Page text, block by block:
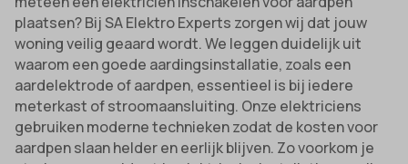
plaatsen? Bij SA Elektro Experts zorgen wij dat jouw
woning veilig geaard wordt. We leggen duidelijk uit
waarom een goede aardingsinstallatie, zoals een
aardelektrode of aardpen, essentieel is bij iedere
meterkast of stroomaansluiting. Onze elektriciens
gebruiken moderne technieken zodat de kosten voor
aardpen slaan helder en eerlijk blijven. Zo voorkom je